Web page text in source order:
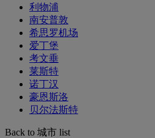
利物浦
南安普敦
希思罗机场
爱丁堡
考文垂
莱斯特
诺丁汉
豪恩斯洛
贝尔法斯特
Back to 城市 list